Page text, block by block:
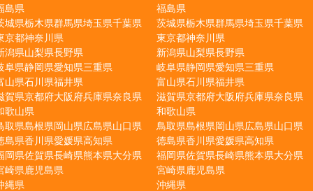
島県
城県栃木県群馬県埼玉県千葉県
京都神奈川県
潟県山梨県長野県
阜県静岡県愛知県三重県
山県石川県福井県
賀県京都府大阪府兵庫県奈良県
歌山県
取県島根県岡山県広島県山口県
島県香川県愛媛県高知県
岡県佐賀県長崎県熊本県大分県
崎県鹿児島県
縄県
福島県
茨城県栃木県群馬県埼玉県千葉県
東京都神奈川県
新潟県山梨県長野県
岐阜県静岡県愛知県三重県
富山県石川県福井県
滋賀県京都府大阪府兵庫県奈良県
和歌山県
鳥取県島根県岡山県広島県山口県
徳島県香川県愛媛県高知県
福岡県佐賀県長崎県熊本県大分県
宮崎県鹿児島県
沖縄県